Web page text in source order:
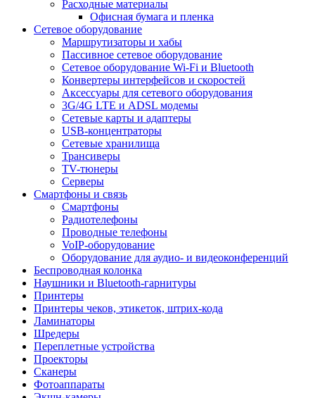
Расходные материалы
Офисная бумага и пленка
Сетевое оборудование
Маршрутизаторы и хабы
Пассивное сетевое оборудование
Сетевое оборудование Wi-Fi и Bluetooth
Конвертеры интерфейсов и скоростей
Аксессуары для сетевого оборудования
3G/4G LTE и ADSL модемы
Сетевые карты и адаптеры
USB-концентраторы
Сетевые хранилища
Трансиверы
TV-тюнеры
Серверы
Смартфоны и связь
Смартфоны
Радиотелефоны
Проводные телефоны
VoIP-оборудование
Оборудование для аудио- и видеоконференций
Беспроводная колонка
Наушники и Bluetooth-гарнитуры
Принтеры
Принтеры чеков, этикеток, штрих-кода
Ламинаторы
Шредеры
Переплетные устройства
Проекторы
Сканеры
Фотоаппараты